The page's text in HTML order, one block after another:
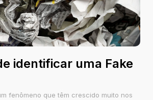
identificar uma Fake
fenômeno que têm crescido muito nos